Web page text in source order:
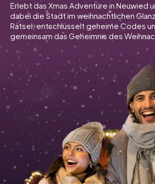
Touren
Teamevent
Tickets
INT AT CH
ES
UK
IT
NL
Tickets buchen
Erlebt das Xmas Adventure in Neuwied
dabei die Stadt im weihnachtlichen
Rätsel, entschlüsselt geheime Codes
gemeinsam das Geheimnis des